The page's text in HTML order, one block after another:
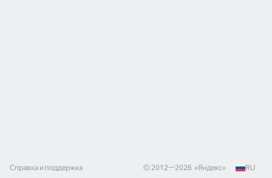
Справка и поддержка © 2012—2026 «Яндекс» RU